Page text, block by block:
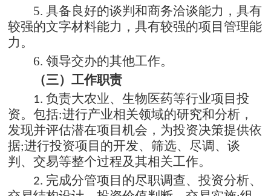
5.具备良好的谈判和商务洽谈能力，具有
较强的文字材料能力，具有较强的项目管理能
力。
6.领导交办的其他工作。
（三）工作职责
1.负责大农业、生物医药等行业项目投
资。包括:进行产业相关领域的研究和分析，
发现并评估潜在项目机会，为投资决策提供依
据;进行投资项目的开发、筛选、尽调、谈
判、交易等整个过程及其相关工作。
2. 完成分管项目的尽职调查、投资分析、